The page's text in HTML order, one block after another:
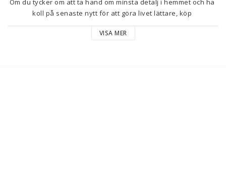
Om du tycker om att ta hand om minsta detalj i hemmet och ha
Flerfunktionellt rivjärn Kinvara (12 antal) till bästa pris.
VISA MER